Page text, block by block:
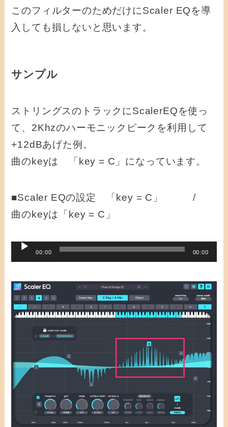
このフィルターのためだけにScaler EQを導
入しても損しないと思います。
サンプル
ストリングスのトラックにScalerEQを使っ
て、2Khzのハーモニックピークを利用して
+12dBあげた例。
曲のkeyは 「key = C」になっています。
■Scaler EQの設定 「key = C」 /
曲のkeyは「key = C」
プ
レ
ー
00:00 00:00